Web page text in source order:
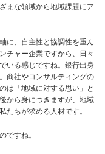
まな領域から地域課題にア
に、自主性と協調性を重ん
チャー企業ですから、日々
いる感じですね。銀行出身
商社やコンサルティングの
は「地域に対する思い」と
から身につきますが、地域
たちが求める人材です。
ですね。